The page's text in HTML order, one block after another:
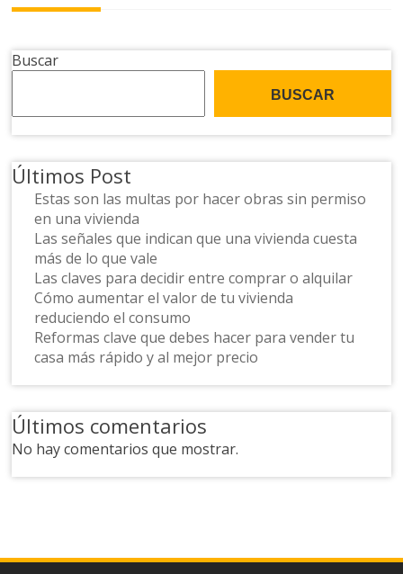
Buscar
BUSCAR
Últimos Post
Estas son las multas por hacer obras sin permiso
en una vivienda
Las señales que indican que una vivienda cuesta
más de lo que vale
Las claves para decidir entre comprar o alquilar
Cómo aumentar el valor de tu vivienda
reduciendo el consumo
Reformas clave que debes hacer para vender tu
casa más rápido y al mejor precio
Últimos comentarios
No hay comentarios que mostrar.